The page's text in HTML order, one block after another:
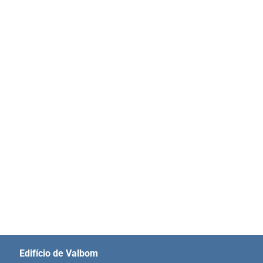
Edifício de Valbom